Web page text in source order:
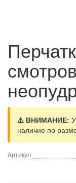
⚠️ ВНИМАНИЕ:
наличие по
Артикул